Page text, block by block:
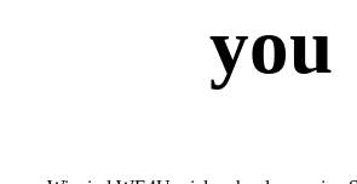
you